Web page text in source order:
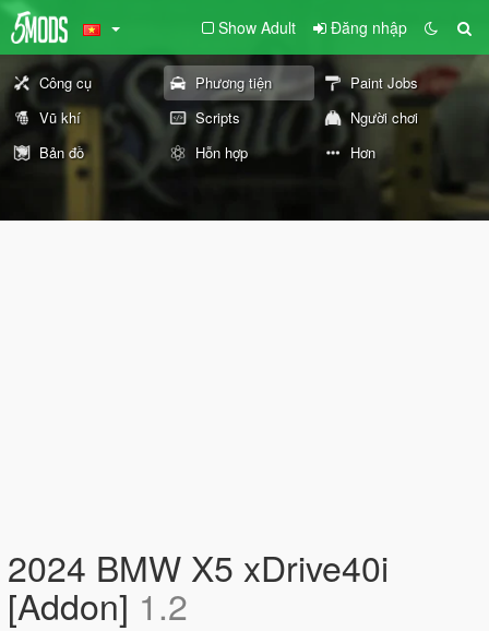
Show Adult Đăng nhập
Công cụ Phương tiện
Paint Jobs
Vũ khí
Scripts
Người chơi
Bản đồ
Hỗn hợp Hơn
2024 BMW X5 xDrive40i
[Addon] 1.2